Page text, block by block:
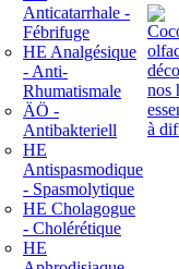
Anticatarrhale -
Fébrifuge
HE Analgésique
- Anti-
Rhumatismale
ÄÖ -
Antibakteriell
HE
Antispasmodique
- Spasmolytique
HE Cholagogue
- Cholérétique
HE